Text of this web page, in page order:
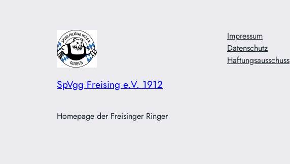
SpVgg Freising e.V. 1912
Homepage der Freisinger Ringer
Impressum
Datenschutz
Haftungsausschuss